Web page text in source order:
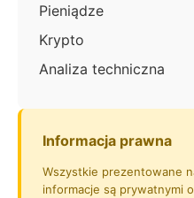
Pieniądze
Krypto
Analiza techniczna
Informacja prawna
Wszystkie prezentowane
informacje są prywatnymi